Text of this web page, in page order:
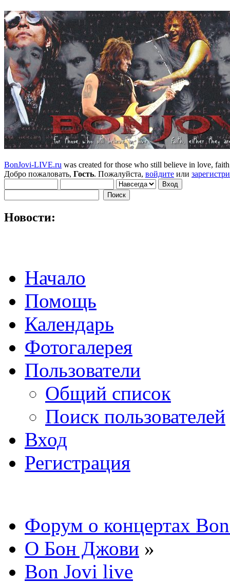
BonJovi-LIVE.ru was created for those who still believe in love,
Добро пожаловать, Гость. Пожалуйста, войдите или
Новости:
Начало
Помощь
Календарь
Фотогалерея
Пользователи
Общий список
Поиск пользователей
Вход
Регистрация
Форум о концертах
О Бон Джови »
Bon Jovi live